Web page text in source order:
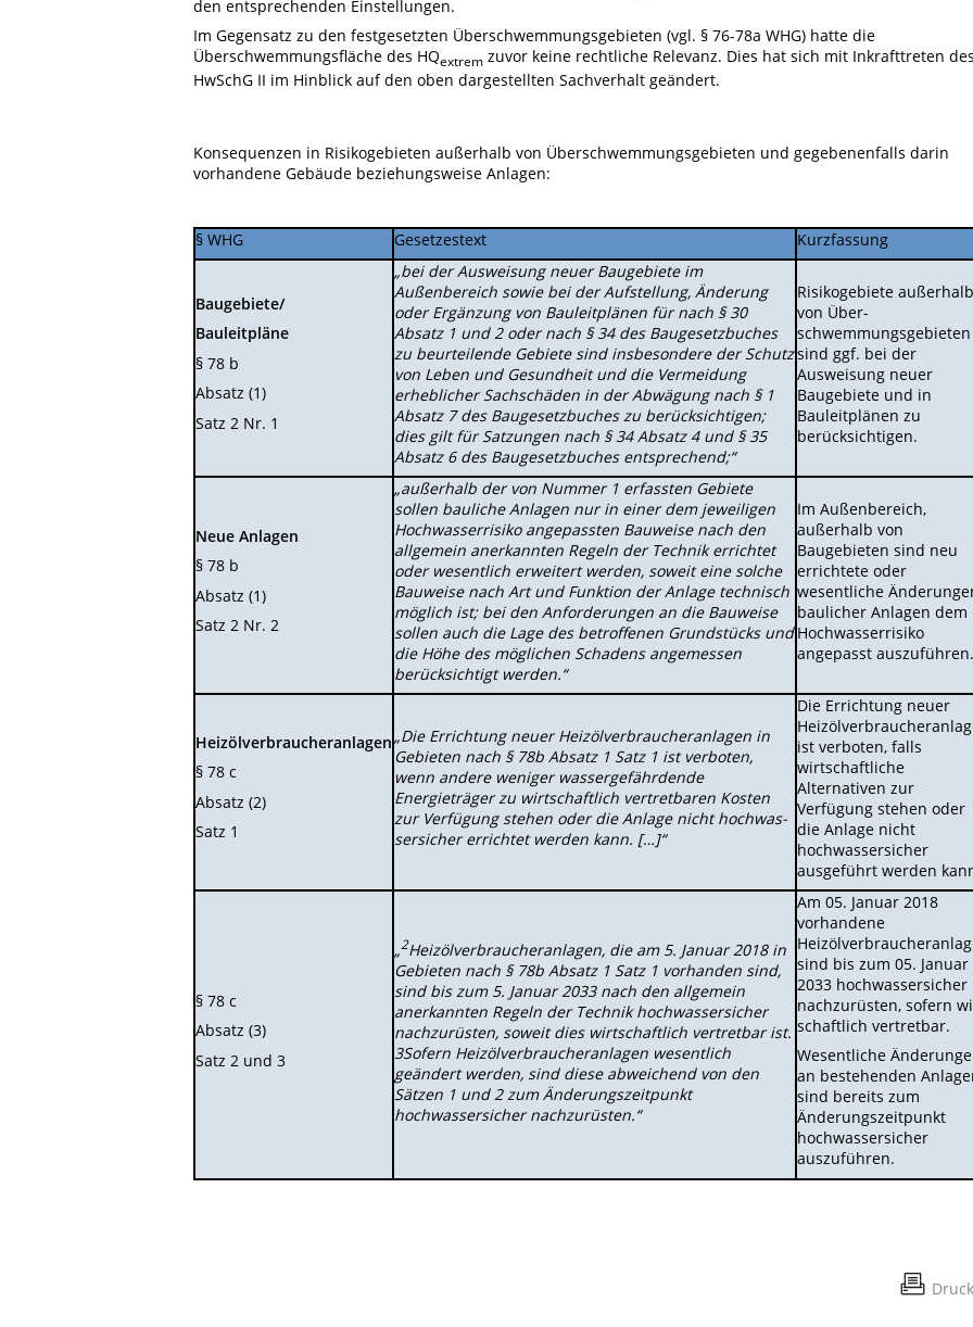
den entsprechenden Einstellungen.
Im Gegensatz zu den festgesetzten Überschwemmungsgebieten (vgl. § 76-78a WHG) hatte die
Überschwemmungsfläche des HQextrem zuvor keine rechtliche Relevanz. Dies hat sich mit Inkrafttreten
HwSchG II im Hinblick auf den oben dargestellten Sachverhalt geändert.
Konsequenzen in Risikogebieten außerhalb von Überschwemmungsgebieten und gegebenenfalls darin
vorhandene Gebäude beziehungsweise Anlagen:
§ WHG Gesetzestext Kurzfassung
Baugebiete/
Bauleitpläne
§ 78 b
Absatz (1)
Satz 2 Nr. 1
„bei der Ausweisung neuer Baugebiete im
Außenbereich sowie bei der Aufstel­lung, Änderung
oder Ergänzung von Bauleitplänen für nach § 30
Absatz 1 und 2 oder nach § 34 des Baugesetz­buches
zu beurteilende Gebiete sind insbesondere der Schutz
von Leben und Gesundheit und die Vermeidung
erheblicher Sachschäden in der Abwägung nach § 1
Absatz 7 des Baugesetzbuches zu berücksichtigen;
dies gilt für Satzungen nach § 34 Absatz 4 und § 35
Absatz 6 des Baugesetzbuches entsprechend;“
Risikogebiete außerhalb
von Über­
schwemmungsgebieten
sind ggf. bei der
Ausweisung neuer
Baugebiete und in
Bauleitplänen zu
berücksichtigen.
Neue Anlagen
§ 78 b
Absatz (1)
Satz 2 Nr. 2
„außerhalb der von Nummer 1 erfassten Gebiete
sollen bauliche Anlagen nur in einer dem jeweiligen
Hochwasserrisiko angepassten Bauweise nach den
allgemein anerkannten Regeln der Technik errichtet
oder wesentlich erweitert werden, soweit eine solche
Bauweise nach Art und Funktion der Anlage technisch
möglich ist; bei den Anforderungen an die Bauweise
sollen auch die Lage des betroffenen Grundstücks und
die Höhe des möglichen Schadens angemessen
berücksichtigt werden.“
Im Außenbereich,
außerhalb von
Baugebieten sind neu
errichtete oder
wesentliche
baulicher Anlagen dem
Hochwasserrisiko
angepasst auszuführen.
Heizölverbraucheranlagen
§ 78 c
Absatz (2)
Satz 1
„Die Errichtung neuer Heizölver­braucheranlagen in
Gebieten nach § 78b Absatz 1 Satz 1 ist verboten,
wenn andere weniger wassergefährdende
Energieträger zu wirtschaftlich vertret­baren Kosten
zur Verfügung stehen oder die Anlage nicht hochwas­
sersicher errichtet werden kann. […]“
Die Errichtung neuer
ist verboten, falls
wirtschaftliche
Alternativen zur
Verfügung stehen oder
die Anlage nicht
hochwassersicher
ausgeführt werden
§ 78 c
Absatz (3)
Satz 2 und 3
„2Heizölverbraucheranlagen, die am 5. Januar 2018 in
Gebieten nach § 78b Absatz 1 Satz 1 vorhanden sind,
sind bis zum 5. Januar 2033 nach den allgemein
anerkannten Regeln der Technik hochwassersicher
nachzurüsten, soweit dies wirtschaftlich vertretbar ist.
3Sofern Heizölverbraucheranlagen wesentlich
geändert werden, sind diese abweichend von den
Sätzen 1 und 2 zum Änderungszeitpunkt
hochwassersicher nachzurüsten.“
Am 05. Januar 2018
vorhandene
sind bis zum 05. Januar
2033 hochwasser­sicher
nachzurüsten, sofern
schaftlich vertretbar.
Wesentliche
an beste­henden
sind bereits zum
Änderungszeitpunkt
hochwassersicher
auszuführen.